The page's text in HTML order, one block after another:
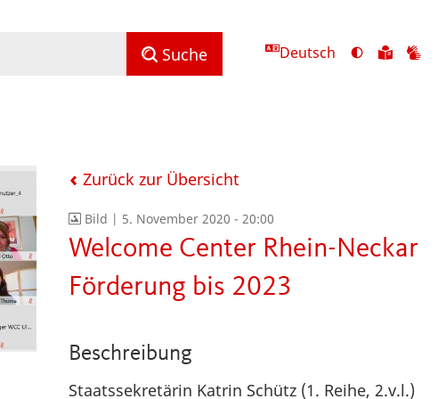
Suche Deutsch
Ansicht
Zu
Zurück zur Übersicht
Bild | 5. November 2020 - 20:00
Welcome Center Rhein-Neckar
Förderung bis 2023
Beschreibung
Staatssekretärin Katrin Schütz (1. Reihe, 2.v.l.)